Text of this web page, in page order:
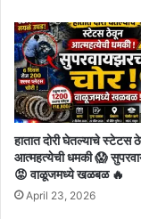
हातात दोरी घेतल्याचे स्टेटस
आत्महत्येची धमकी 😱
😡 वाळूजमध्ये खळबळ 🔥
April 23, 2026